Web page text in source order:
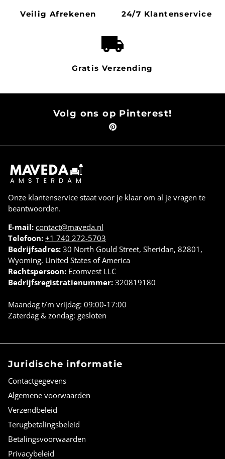
Veilig Afrekenen 24/7 Klantenservice
local_shipping
Gratis Verzending
Volg ons op Pinterest!
Onze klantenservice staat voor je klaar om al je vragen te
beantwoorden.
E-mail: contact@maveda.nl
Telefoon: +1 740 272-5703
Bedrijfsadres: 30 North Gould Street, Sheridan, 82801,
Wyoming, United States of America
Rechtspersoon: Ecomvest LLC
Bedrijfsregistratienummer: 320819180
Maandag t/m vrijdag: 09:00-17:00
Zaterdag & zondag: gesloten
Juridische informatie
Contactgegevens
Algemene voorwaarden
Verzendbeleid
Terugbetalingsbeleid
Betalingsvoorwaarden
Privacybeleid